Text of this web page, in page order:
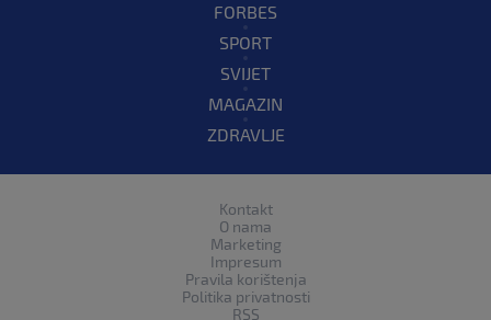
FORBES
SPORT
SVIJET
MAGAZIN
ZDRAVLJE
Kontakt
O nama
Marketing
Impresum
Pravila korištenja
Politika privatnosti
RSS